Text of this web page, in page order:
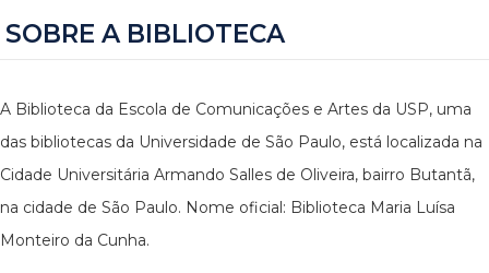
SOBRE A BIBLIOTECA
A Biblioteca da Escola de Comunicações e Artes da USP, uma
das bibliotecas da Universidade de São Paulo, está localizada na
Cidade Universitária Armando Salles de Oliveira, bairro Butantã,
na cidade de São Paulo. Nome oficial: Biblioteca Maria Luísa
Monteiro da Cunha.